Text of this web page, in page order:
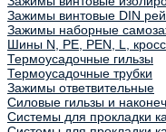
Зажимы винтовые DIN
Зажимы наборные
Шины N, PE, PEN, L,
Термоусадочные гильзы
Термоусадочные трубки
Зажимы ответвительные
Силовые гильзы и
Системы для прокладки